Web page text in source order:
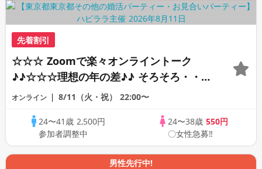
先着割引
☆☆☆ Zoomで楽々オンライントーク
♪♪☆☆☆理想の年の差♪♪ そろそろ・・・
素敵な恋人見つけたい♪ ♪☆カジュアルな
行あり♪♪
オンライン 8/11（火・祝） 22:00〜
24〜41歳 2,500円
参加者調整中
24〜38歳 550円
〇女性急募‼
男性先行中!